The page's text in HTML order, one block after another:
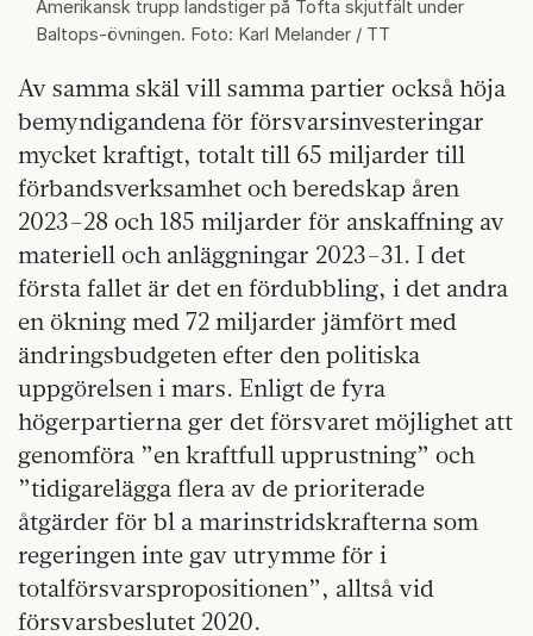
Amerikansk trupp landstiger på Tofta skjutfält under
Baltops-övningen. Foto: Karl Melander / TT
Av samma skäl vill samma partier också höja
bemyndigandena för försvarsinvesteringar
mycket kraftigt, totalt till 65 miljarder till
förbandsverksamhet och beredskap åren
2023–28 och 185 miljarder för anskaffning av
materiell och anläggningar 2023–31. I det
första fallet är det en fördubbling, i det andra
en ökning med 72 miljarder jämfört med
ändringsbudgeten efter den politiska
uppgörelsen i mars. Enligt de fyra
högerpartierna ger det försvaret möjlighet att
genomföra ”en kraftfull upprustning” och
”tidigarelägga flera av de prioriterade
åtgärder för bl a marinstridskrafterna som
regeringen inte gav utrymme för i
totalförsvarspropositionen”, alltså vid
försvarsbeslutet 2020.